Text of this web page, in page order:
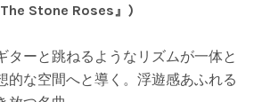
Stone Roses』)
ターと跳ねるようなリズムが一体と
的な空間へと導く。浮遊感あふれる